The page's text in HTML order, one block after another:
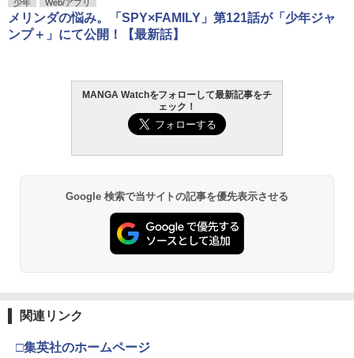
少年 Web/アプリ
メリンダの悩み。「SPY×FAMILY」第121話が「少年ジャ
ンプ＋」にて公開！【最新話】
MANGA Watchをフォローして最新記事をチ
ェック！
Google 検索で当サイトの記事を優先表示させる
関連リンク
□集英社のホームページ